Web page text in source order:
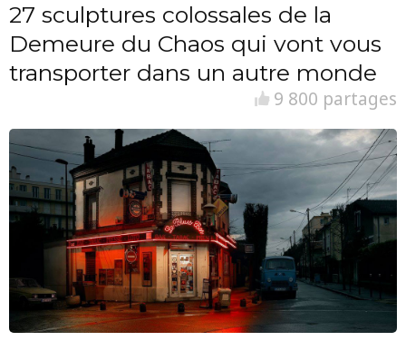
27 sculptures colossales de la
Demeure du Chaos qui vont vous
transporter dans un autre monde
9 800 partages